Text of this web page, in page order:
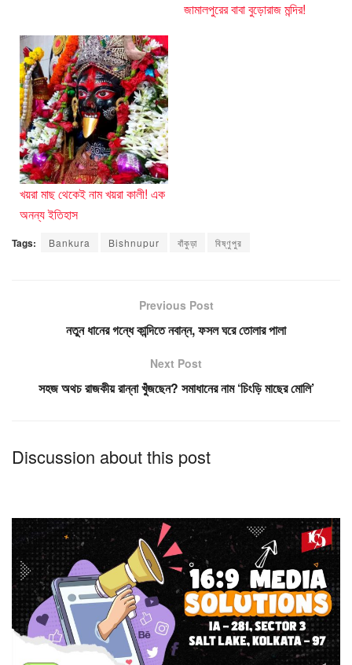
জামালপুরের বাবা বুড়োরাজ মন্দির!
খয়রা মাছ থেকেই নাম খয়রা কালী! এক
অনন্য ইতিহাস
Tags: Bankura Bishnupur বাঁকুড়া বিষ্ণুপুর
Previous Post
নতুন ধানের গন্ধে কান্দিতে নবান্ন, ফসল ঘরে তোলার পালা
Next Post
সহজ অথচ রাজকীয় রান্না খুঁজছেন? সমাধানের নাম ‘চিংড়ি মাছের মোলি’
Discussion about this post